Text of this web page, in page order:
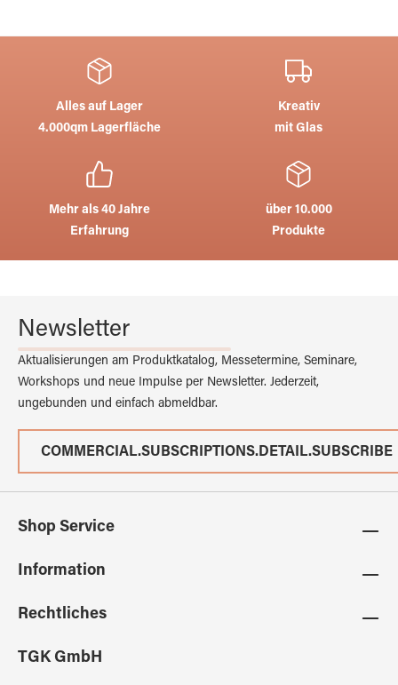
Alles auf Lager
4.000qm Lagerfläche
Kreativ
mit Glas
Mehr als 40 Jahre
Erfahrung
über 10.000
Produkte
Newsletter
Aktualisierungen am Produktkatalog, Messetermine, Seminare,
Workshops und neue Impulse per Newsletter. Jederzeit,
ungebunden und einfach abmeldbar.
COMMERCIAL.SUBSCRIPTIONS.DETAIL.SUBSCRIBE
Shop Service
Information
Rechtliches
TGK GmbH